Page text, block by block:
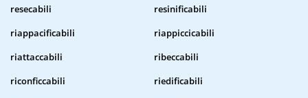
resecabili
resinificabili
riappacificabili
riappiccicabili
riattaccabili
ribeccabili
riconficcabili
riedificabili